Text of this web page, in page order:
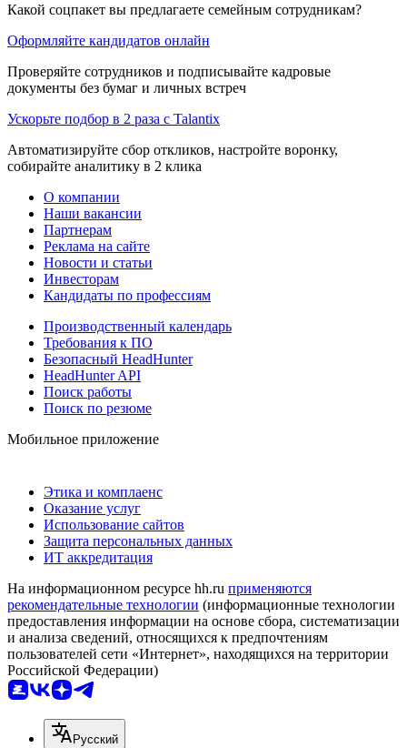
Какой соцпакет вы предлагаете семейным сотрудникам?
Оформляйте кандидатов онлайн
Проверяйте сотрудников и подписывайте кадровые
документы без бумаг и личных встреч
Ускорьте подбор в 2 раза с Talantix
Автоматизируйте сбор откликов, настройте воронку,
собирайте аналитику в 2 клика
О компании
Наши вакансии
Партнерам
Реклама на сайте
Новости и статьи
Инвесторам
Кандидаты по профессиям
Производственный календарь
Требования к ПО
Безопасный HeadHunter
HeadHunter API
Поиск работы
Поиск по резюме
Мобильное приложение
Этика и комплаенс
Оказание услуг
Использование сайтов
Защита персональных данных
ИТ аккредитация
На информационном ресурсе hh.ru применяются
рекомендательные технологии (информационные технологии
предоставления информации на основе сбора, систематизации
и анализа сведений, относящихся к предпочтениям
пользователей сети «Интернет», находящихся на территории
Российской Федерации)
Русский